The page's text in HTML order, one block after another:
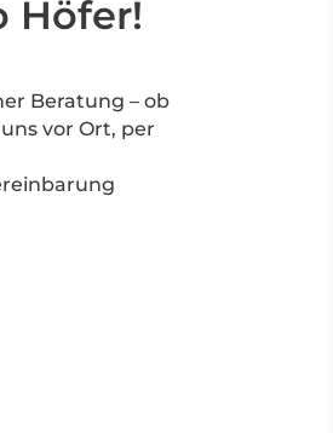
Höfer!
Beratung – ob
vor Ort, per